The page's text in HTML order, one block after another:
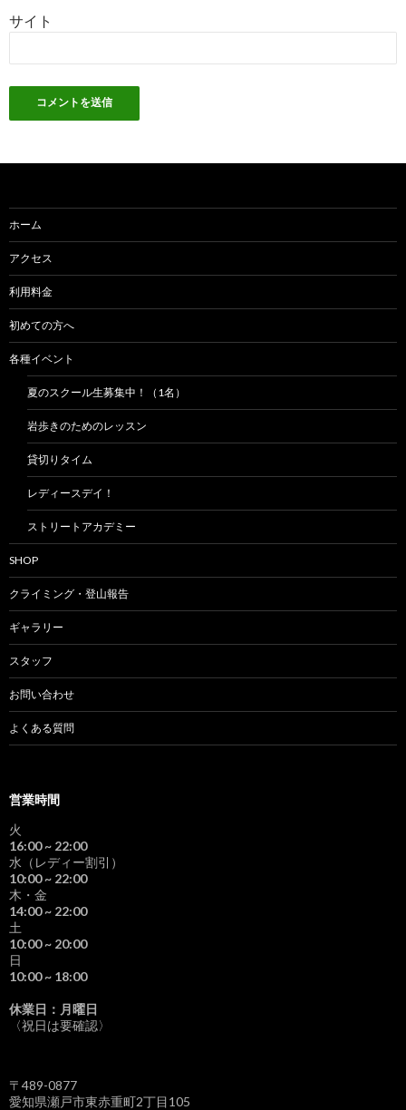
サイト
ホーム
アクセス
利用料金
初めての方へ
各種イベント
夏のスクール生募集中！（1名）
岩歩きのためのレッスン
貸切りタイム
レディースデイ！
ストリートアカデミー
SHOP
クライミング・登山報告
ギャラリー
スタッフ
お問い合わせ
よくある質問
営業時間
火
16:00~ 22:00
水（レディー割引）
10:00~ 22:00
木・金
14:00~ 22:00
土
10:00~ 20:00
日
10:00~ 18:00
休業日：月曜日
〈祝日は要確認〉
〒489-0877
愛知県瀬戸市東赤重町2丁目105